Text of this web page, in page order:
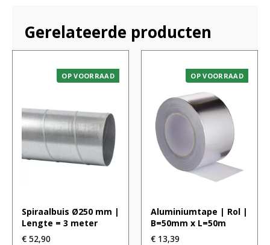
Gerelateerde producten
OP VOORRAAD
Spiraalbuis Ø250 mm |
Lengte = 3 meter
€ 52,90
OP VOORRAAD
Aluminiumtape | Rol |
B=50mm x L=50m
€ 13,39